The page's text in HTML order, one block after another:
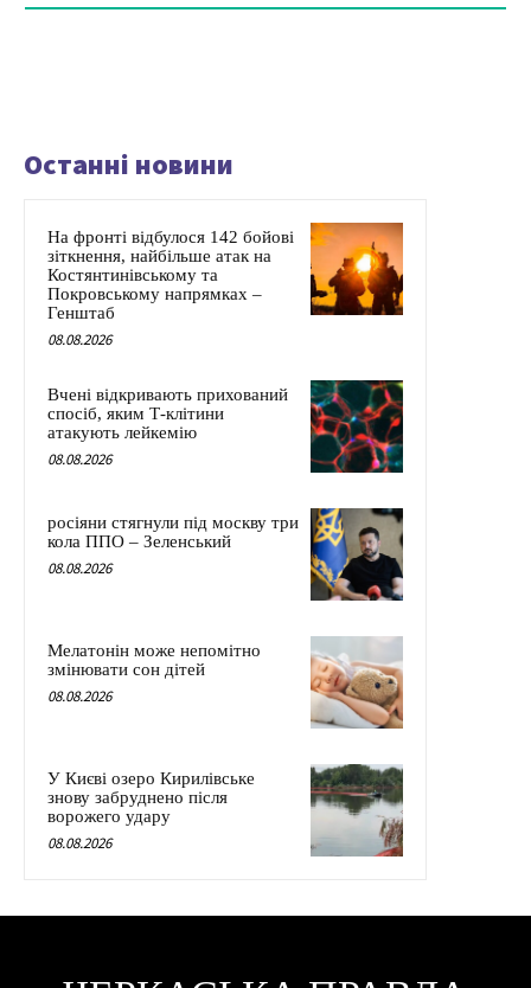
Останні новини
На фронті відбулося 142 бойові
зіткнення, найбільше атак на
Костянтинівському та
Покровському напрямках –
Генштаб
08.08.2026
Вчені відкривають прихований
спосіб, яким Т-клітини
атакують лейкемію
08.08.2026
росіяни стягнули під москву три
кола ППО – Зеленський
08.08.2026
Мелатонін може непомітно
змінювати сон дітей
08.08.2026
У Києві озеро Кирилівське
знову забруднено після
ворожего удару
08.08.2026